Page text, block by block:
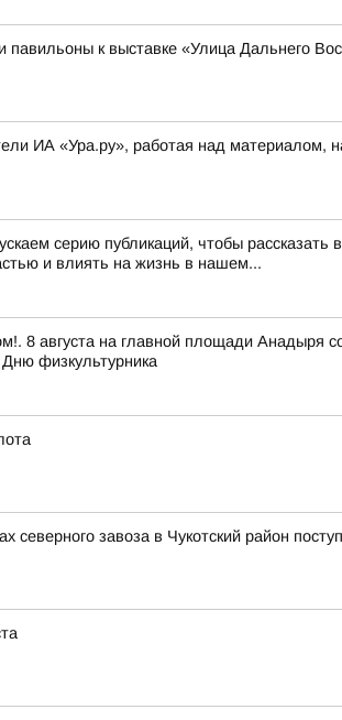
павильоны к выставке «Улица Дальнего
ИА «Ура.ру», работая над материалом,
серию публикаций, чтобы
и влиять на жизнь в нашем...
8 августа на главной площади Анадыря
физкультурника
северного завоза в Чукотский район